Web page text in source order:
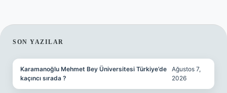
SIDEBAR
SON YAZILAR
Karamanoğlu Mehmet Bey Üniversitesi Türkiye’de
kaçıncı sırada ?
Ağustos 7,
2026